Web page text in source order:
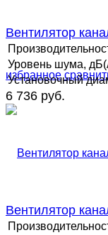
избранное
Вентилятор
Уровень шума,
Установочный
6 736 руб.
Вентилятор